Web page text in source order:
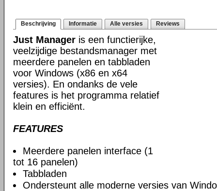
Beschrijving Informatie Alle versies Reviews
Just Manager is een functierijke,
veelzijdige bestandsmanager met
meerdere panelen en tabbladen
voor Windows (x86 en x64
versies). En ondanks de vele
features is het programma relatief
klein en efficiënt.
FEATURES
Meerdere panelen interface (1
tot 16 panelen)
Tabbladen
Ondersteunt alle moderne versies van